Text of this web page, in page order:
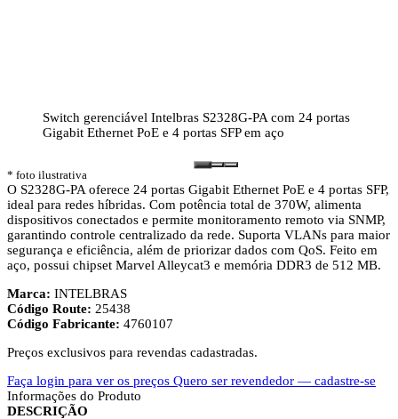
Switch gerenciável Intelbras S2328G-PA com 24 portas
Gigabit Ethernet PoE e 4 portas SFP em aço
* foto ilustrativa
O S2328G-PA oferece 24 portas Gigabit Ethernet PoE e 4 portas SFP,
ideal para redes híbridas. Com potência total de 370W, alimenta
dispositivos conectados e permite monitoramento remoto via SNMP,
garantindo controle centralizado da rede. Suporta VLANs para maior
segurança e eficiência, além de priorizar dados com QoS. Feito em
aço, possui chipset Marvel Alleycat3 e memória DDR3 de 512 MB.
Marca: INTELBRAS
Código Route: 25438
Código Fabricante: 4760107
Preços exclusivos para revendas cadastradas.
Faça login para ver os preços Quero ser revendedor — cadastre-se
Informações do Produto
DESCRIÇÃO